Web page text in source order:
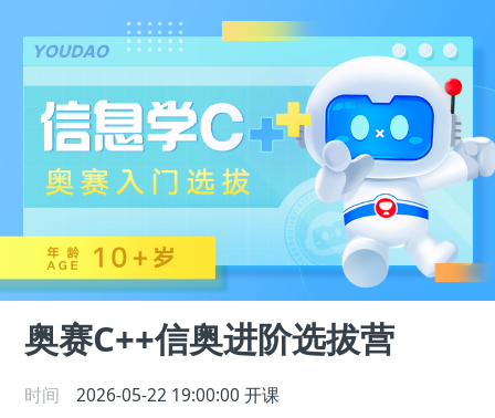
奥赛C++信奥进阶选拔营
时间 2026-05-22 19:00:00 开课